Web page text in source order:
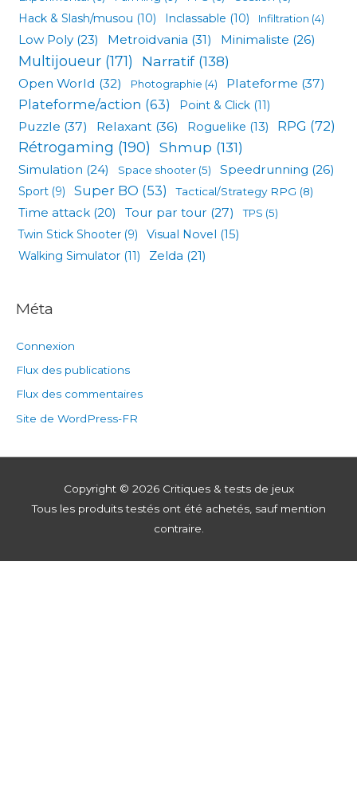
Hack & Slash/musou (10) Inclassable (10) Infiltration (4)
Low Poly (23) Metroidvania (31) Minimaliste (26)
Multijoueur (171) Narratif(138)
Open World (32) Photographie (4) Plateforme (37)
Plateforme/action (63) Point & Click (11)
Puzzle (37) Relaxant (36) Roguelike (13) RPG (72)
Rétrogaming (190) Shmup (131)
Simulation (24) Space shooter (5) Speedrunning (26)
Sport (9) Super BO (53) Tactical/Strategy RPG (8)
Time attack (20) Tour par tour (27) TPS (5)
Twin Stick Shooter (9) Visual Novel (15)
Walking Simulator (11) Zelda (21)
Méta
Connexion
Flux des publications
Flux des commentaires
Site de WordPress-FR
Copyright © 2026 Critiques & tests de jeux
Tous les produits testés ont été achetés, sauf mention
contraire.